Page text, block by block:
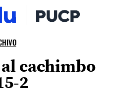
cachimbo
2